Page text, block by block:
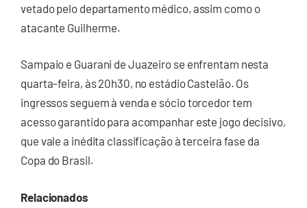
vetado pelo departamento médico, assim como o
atacante Guilherme.
Sampaio e Guarani de Juazeiro se enfrentam nesta
quarta-feira, às 20h30, no estádio Castelão. Os
ingressos seguem à venda e sócio torcedor tem
acesso garantido para acompanhar este jogo decisivo,
que vale a inédita classificação à terceira fase da
Copa do Brasil.
Relacionados